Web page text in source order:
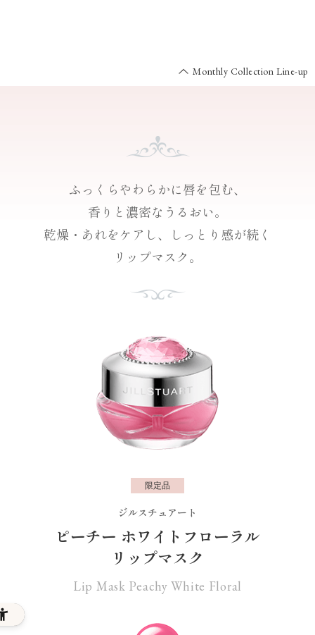
Monthly Collection Line-up
ふっくらやわらかに唇を包む、
香りと濃密なうるおい。
乾燥・あれをケアし、
しっとり感が続く
リップマスク。
限定品
ジルスチュアート
ピーチー ホワイトフローラル
リップマスク
Lip Mask Peachy White Floral